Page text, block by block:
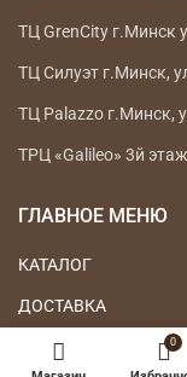
ТЦ GrenCity г.Минск
ТЦ Силуэт г.Минск,
ТЦ Palazzo г.Минск,
ТРЦ «Galileo» 3й этаж
ГЛАВНОЕ МЕНЮ
КАТАЛОГ
ДОСТАВКА
ВОЗВРАТ ТОВАРА 0